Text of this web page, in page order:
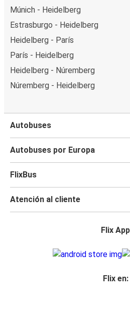
Múnich - Heidelberg
Estrasburgo - Heidelberg
Heidelberg - París
París - Heidelberg
Heidelberg - Núremberg
Núremberg - Heidelberg
Autobuses
Autobuses por Europa
FlixBus
Atención al cliente
Flix App
Flix en: